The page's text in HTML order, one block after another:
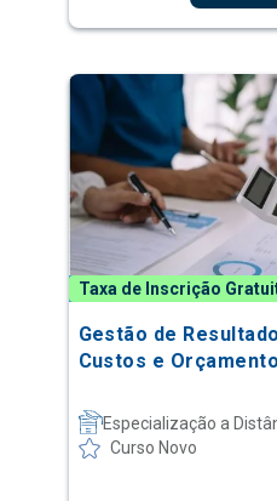
Taxa de Inscrição
Gestão de
Custos e
Especialização a
Curso Novo